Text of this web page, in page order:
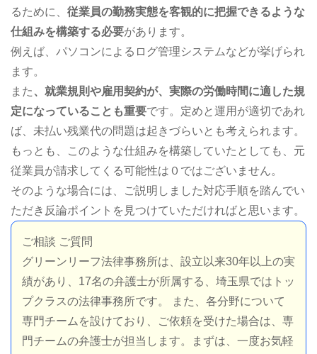
るために、 従業員の勤務実態を客観的に把握できるような
仕組みを構築する必要があります。
例えば、パソコンによるログ管理システムなどが挙げられ
ます。
また、就業規則や雇用契約が、実際の労働時間に適した規
定になっていることも重要です。定めと運用が適切であれ
ば、未払い残業代の問題は起きづらいとも考えられます。
もっとも、このような仕組みを構築していたとしても、元
従業員が請求してくる可能性は０ではございません。
そのような場合には、ご説明しました対応手順を踏んでい
ただき反論ポイントを見つけていただければと思います。
ご相談 ご質問
グリーンリーフ法律事務所は、設立以来30年以上の実
績があり、17名の弁護士が所属する、埼玉県ではトッ
プクラスの法律事務所です。 また、各分野について
専門チームを設けており、ご依頼を受けた場合は、専
門チームの弁護士が担当します。まずは、一度お気軽